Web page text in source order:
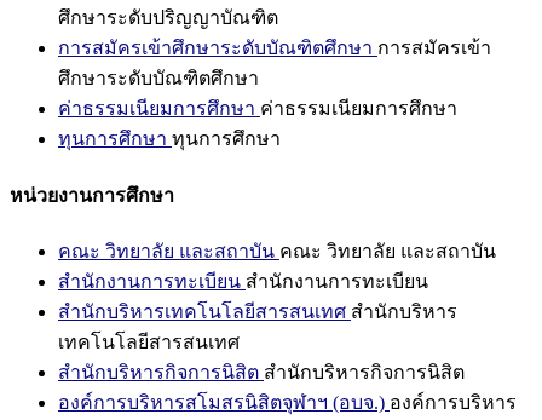
ศึกษาระดับปริญญาบัณฑิต
การสมัครเข้าศึกษาระดับบัณฑิตศึกษา การสมัครเข้า
ศึกษาระดับบัณฑิตศึกษา
ค่าธรรมเนียมการศึกษา ค่าธรรมเนียมการศึกษา
ทุนการศึกษา ทุนการศึกษา
หน่วยงานการศึกษา
คณะ วิทยาลัย และสถาบัน คณะ วิทยาลัย และสถาบัน
สำนักงานการทะเบียน สำนักงานการทะเบียน
สำนักบริหารเทคโนโลยีสารสนเทศ สำนักบริหาร
เทคโนโลยีสารสนเทศ
สำนักบริหารกิจการนิสิต สำนักบริหารกิจการนิสิต
องค์การบริหารสโมสรนิสิตจุฬาฯ (อบจ.) องค์การบริหาร